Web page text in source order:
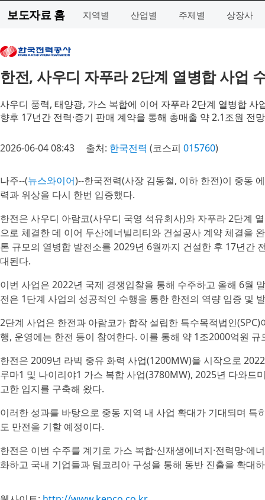
보도자료 홈 지역별 산업별 주제별 상장사
한전, 사우디 자푸라 2단계 열병합 사업
사우디 풍력, 태양광, 가스 복합에 이어 자푸라 2단계 열병합 사
향후 17년간 전력·증기 판매 계약을 통해 총매출 약 2.1조원 전망
2026-06-04 08:43 출처: 한국전력 (코스피 015760)
나주--(뉴스와이어)--한국전력(사장 김동철, 이하 한전)이 중동
력과 위상을 다시 한번 입증했다.
한전은 사우디 아람코(사우디 국영 석유회사)와 자푸라 2단계
으로 체결한 데 이어 두산에너빌리티와 건설공사 계약 체결을
톤 규모의 열병합 발전소를 2029년 6월까지 건설한 후 17년간
대된다.
이번 사업은 2022년 국제 경쟁입찰을 통해 수주하고 올해 6월
전은 1단계 사업의 성공적인 수행을 통한 한전의 역량 입증 및
2단계 사업은 한전과 아람코가 합작 설립한 특수목적법인
행, 운영에는 한전 등이 참여한다. 이를 통해 약 1조2000억원
한전은 2009년 라빅 중유 화력 사업(1200MW)을 시작으로
루마1 및 나이리야1 가스 복합 사업(3780MW), 2025년 다와
고한 입지를 구축해 왔다.
이러한 성과를 바탕으로 중동 지역 내 사업 확대가 기대되며
도 만전을 기할 예정이다.
한전은 이번 수주를 계기로 가스 복합·신재생에너지·전력망·
화하고 국내 기업들과 팀코리아 구성을 통해 동반 진출을 확대